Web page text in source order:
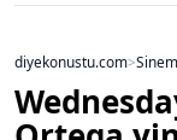
diyekonustu.com>